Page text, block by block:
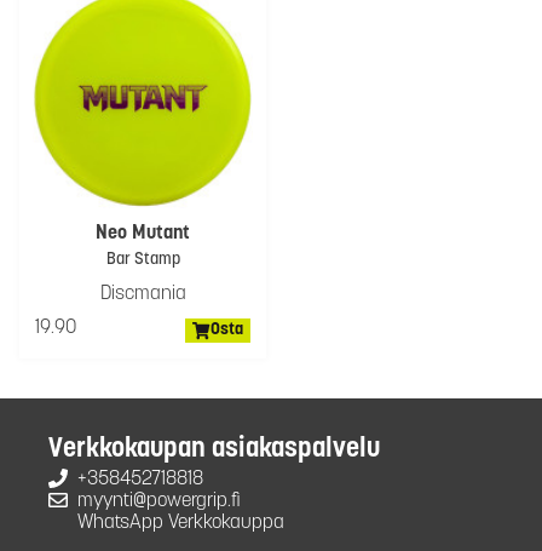
Neo Mutant
Bar Stamp
Discmania
19.90
Osta
Verkkokaupan asiakaspalvelu
+358452718818
myynti@powergrip.fi
WhatsApp Verkkokauppa